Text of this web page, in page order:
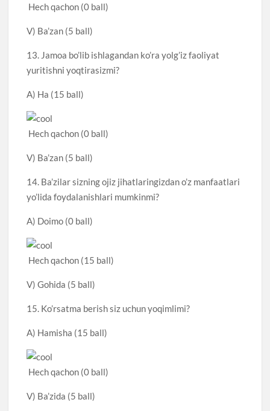
Hech qachon (0 ball)
V) Ba’zan (5 ball)
13. Jamoa bo’lib ishlagandan ko’ra yolg’iz faoliyat
yuritishni yoqtirasizmi?
A) Ha (15 ball)
Hech qachon (0 ball)
V) Ba’zan (5 ball)
14. Ba’zilar sizning ojiz jihatlaringizdan o’z manfaatlari
yo’lida foydalanishlari mumkinmi?
A) Doimo (0 ball)
Hech qachon (15 ball)
V) Gohida (5 ball)
15. Ko’rsatma berish siz uchun yoqimlimi?
A) Hamisha (15 ball)
Hech qachon (0 ball)
V) Ba’zida (5 ball)